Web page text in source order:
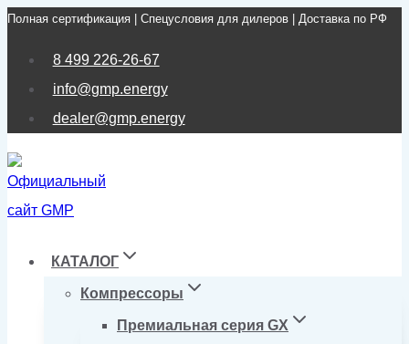
Перейти
Полная сертификация | Спецусловия для дилеров | Доставка по РФ
8 499 226-26-67
info@gmp.energy
dealer@gmp.energy
КАТАЛОГ
Компрессоры
Премиальная серия GX